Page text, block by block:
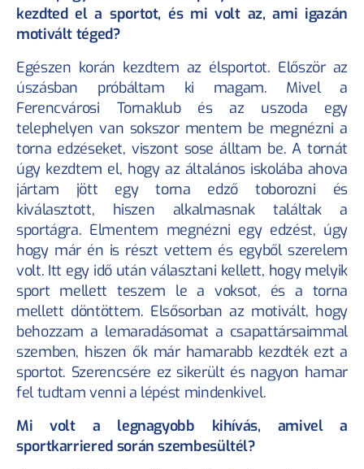
kezdted el a sportot, és mi volt az, ami igazán
motivált téged?
Egészen korán kezdtem az élsportot. Először az
úszásban próbáltam ki magam. Mivel a
Ferencvárosi Tornaklub és az uszoda egy
telephelyen van sokszor mentem be megnézni a
torna edzéseket, viszont sose álltam be. A tornát
úgy kezdtem el, hogy az általános iskolába ahova
jártam jött egy torna edző toborozni és
kiválasztott, hiszen alkalmasnak találtak a
sportágra. Elmentem megnézni egy edzést, úgy
hogy már én is részt vettem és egyből szerelem
volt. Itt egy idő után választani kellett, hogy melyik
sport mellett teszem le a voksot, és a torna
mellett döntöttem. Elsősorban az motivált, hogy
behozzam a lemaradásomat a csapattársaimmal
szemben, hiszen ők már hamarabb kezdték ezt a
sportot. Szerencsére ez sikerült és nagyon hamar
fel tudtam venni a lépést mindenkivel.
Mi volt a legnagyobb kihívás, amivel a
sportkarriered során szembesültél?
HASZNOS OLDALAK
Sportkarrier biztosítás
Sportrendezvény biztosítás
Sportolóink
Blog
Rólunk
Kapcsolat
Sportbiztosítás szabályzat
Utánpótlás biztosítás szabályzat
Értékesítési partnerünk az
KÖVESS MINKET!